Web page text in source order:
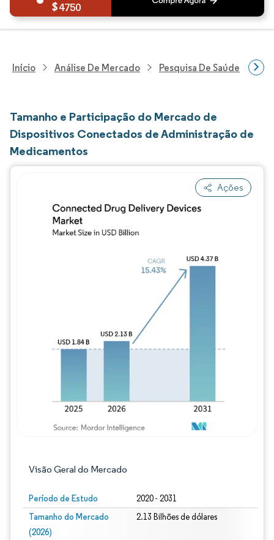
4750
Início Análise De Mercado Pesquisa De Saúde
Tamanho e Participação do Mercado de
Dispositivos Conectados de Administração de
Medicamentos
Ações
Visão Geral do Mercado
Período de Estudo 2020 - 2031
Tamanho do Mercado
(2026)
2.13 Bilhões de dólares
Imagem © Mordor Intelligence. O reuso